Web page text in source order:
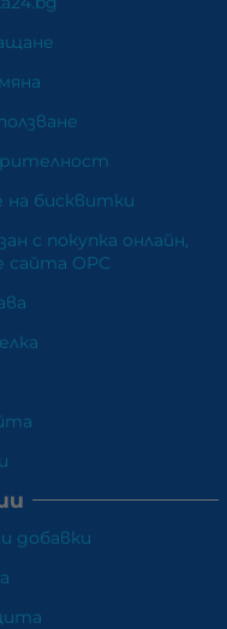
на бисквитки
с покупка онлайн,
сайта ОРС
добавки